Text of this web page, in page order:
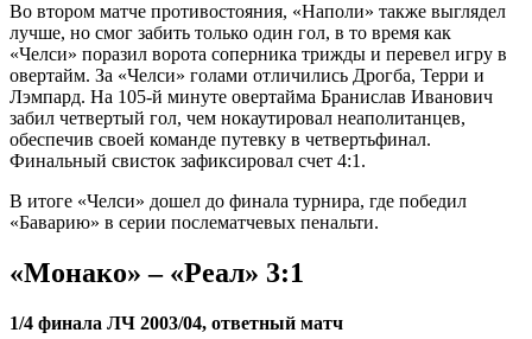
Во втором матче противостояния, «Наполи» также выглядел
лучше, но смог забить только один гол, в то время как
«Челси» поразил ворота соперника трижды и перевел игру в
овертайм. За «Челси» голами отличились Дрогба, Терри и
Лэмпард. На 105-й минуте овертайма Бранислав Иванович
забил четвертый гол, чем нокаутировал неаполитанцев,
обеспечив своей команде путевку в четвертьфинал.
Финальный свисток зафиксировал счет 4:1.
В итоге «Челси» дошел до финала турнира, где победил
«Баварию» в серии послематчевых пенальти.
«Монако» – «Реал» 3:1
1/4 финала ЛЧ 2003/04, ответный матч